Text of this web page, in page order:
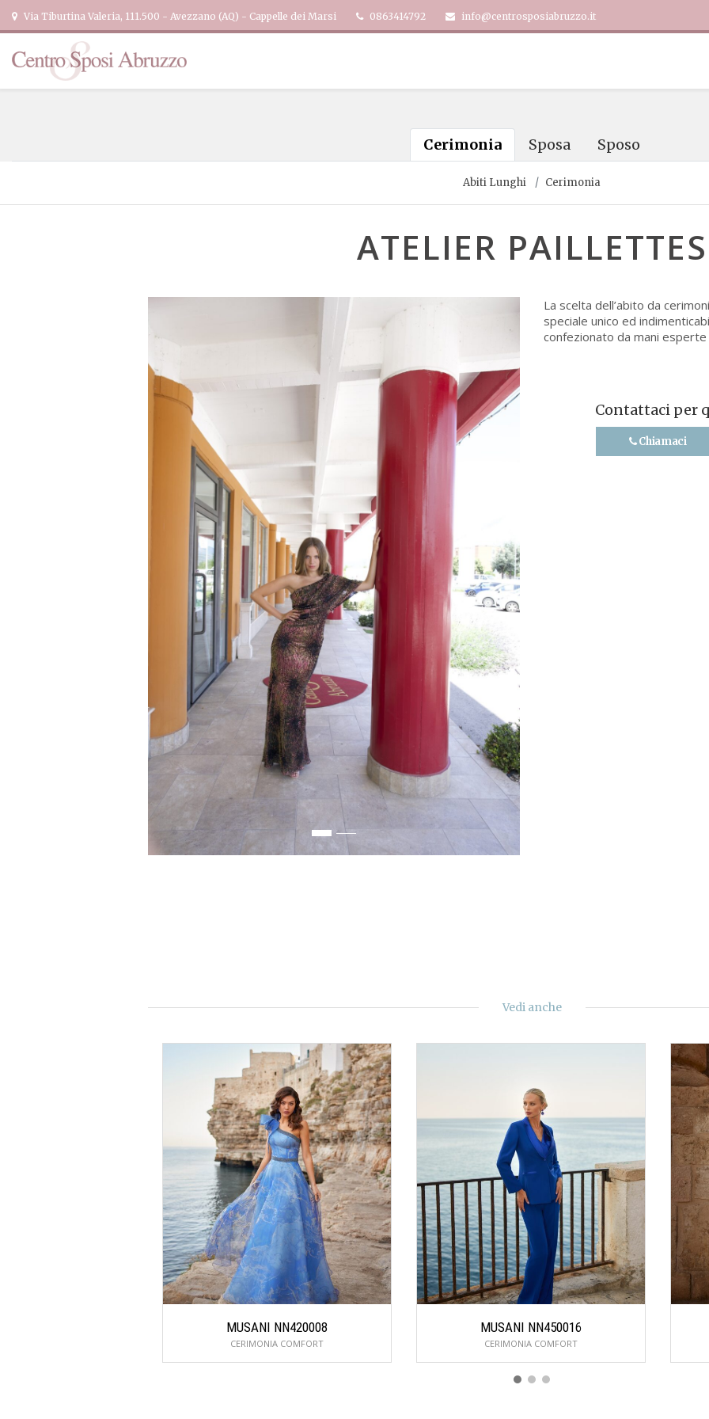
Via Tiburtina Valeria, 111.500 - Avezzano (AQ) - Cappelle dei Marsi 0863414792 info@centrosposiabruzzo.it
Cerimonia Sposa Sposo
Abiti Lunghi Cerimonia
ATELIER PAILLETTES
La scelta dell’abito da
speciale unico ed
confezionato da mani
Contattaci per
Chiamaci
Vedi anche
MUSANI NN420008
CERIMONIA COMFORT
Seguici sui social
Email
info@centrosposiabruzzo.it
0863414792